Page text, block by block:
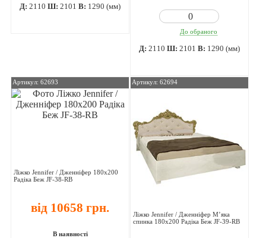
Д:2110 Ш:2101 В: 1290 (мм)
До обраного
Д: 2110 Ш: 2101 В: 1290 (мм)
Артикул: 62693
Ліжко Jennifer / Дженніфер 180х200
Радіка Беж JF-38-RB
від 10658 грн.
В наявності
Артикул: 62694
Ліжко Jennifer / Дженніфер М’яка
спинка 180х200 Радіка Беж JF-39-RB